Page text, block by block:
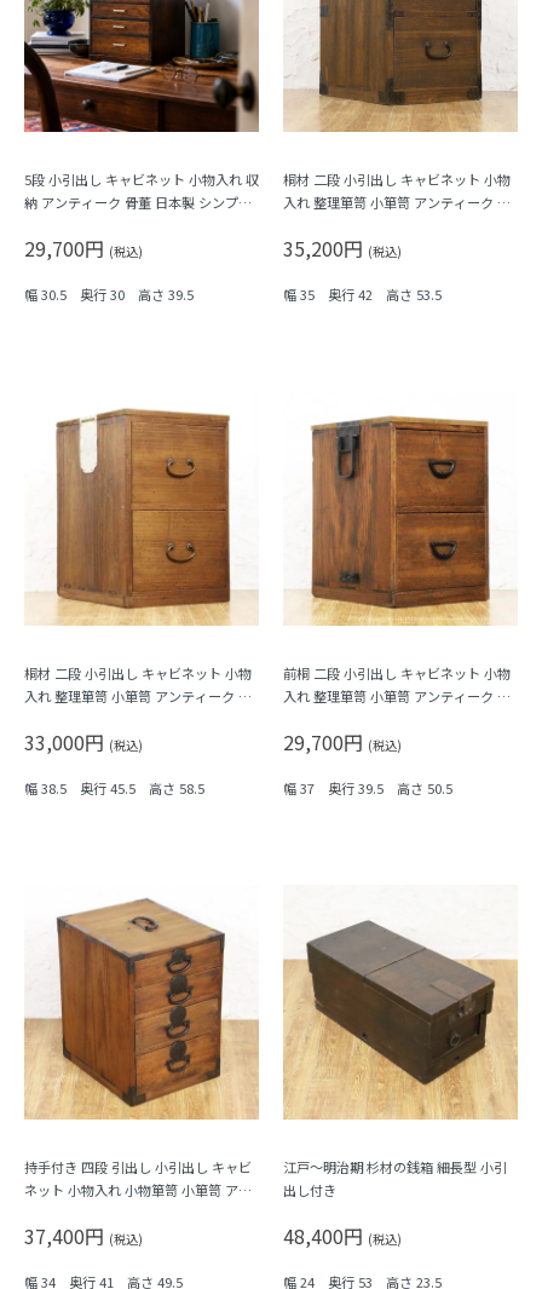
5段 小引出し キャビネット 小物入れ 収
納 アンティーク 骨董 日本製 シンプル
29,700円 (税込)
幅 30.5 奥行 30 高さ 39.5
桐材 二段 小引出し キャビネット 小物
入れ 整理箪笥 小箪笥 アンティーク 骨
35,200円 (税込)
幅 35 奥行 42 高さ 53.5
桐材 二段 小引出し キャビネット 小物
入れ 整理箪笥 小箪笥 アンティーク 骨
33,000円 (税込)
幅 38.5 奥行 45.5 高さ 58.5
前桐 二段 小引出し キャビネット 小物
入れ 整理箪笥 小箪笥 アンティーク 骨
29,700円 (税込)
幅 37 奥行 39.5 高さ 50.5
持手付き 四段 引出し 小引出し キャビ
ネット 小物入れ 小物箪笥 小箪笥 アン
37,400円 (税込)
幅 34 奥行 41 高さ 49.5
江戸～明治期 杉材の銭箱 細長型 小引
出し付き
48,400円 (税込)
幅 24 奥行 53 高さ 23.5